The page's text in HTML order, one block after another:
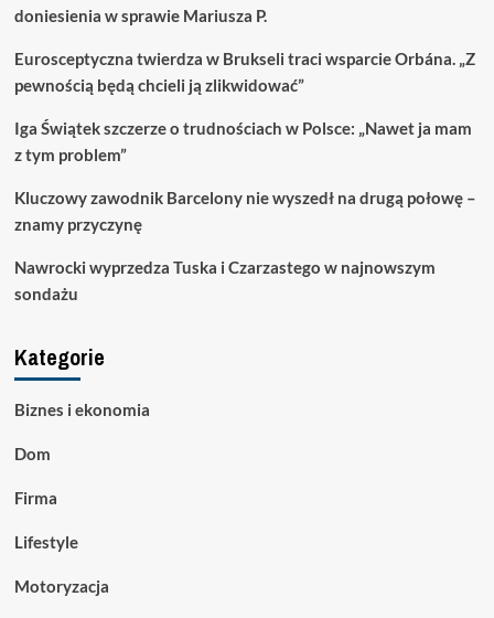
doniesienia w sprawie Mariusza P.
Eurosceptyczna twierdza w Brukseli traci wsparcie Orbána. „Z
pewnością będą chcieli ją zlikwidować”
Iga Świątek szczerze o trudnościach w Polsce: „Nawet ja mam
z tym problem”
Kluczowy zawodnik Barcelony nie wyszedł na drugą połowę –
znamy przyczynę
Nawrocki wyprzedza Tuska i Czarzastego w najnowszym
sondażu
Kategorie
Biznes i ekonomia
Dom
Firma
Lifestyle
Motoryzacja